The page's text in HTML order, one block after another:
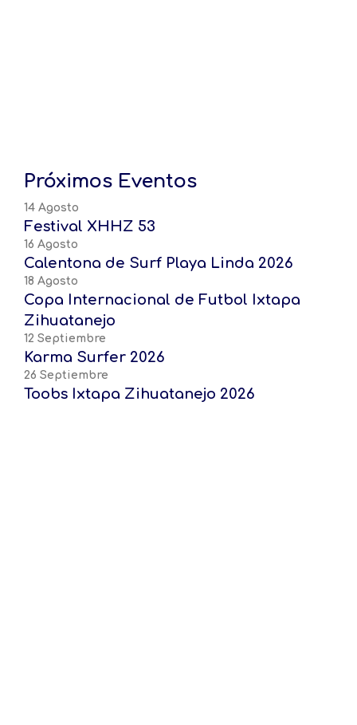
Próximos Eventos
14 Agosto
Festival XHHZ 53
16 Agosto
Calentona de Surf Playa Linda 2026
18 Agosto
Copa Internacional de Futbol Ixtapa
Zihuatanejo
12 Septiembre
Karma Surfer 2026
26 Septiembre
Toobs Ixtapa Zihuatanejo 2026